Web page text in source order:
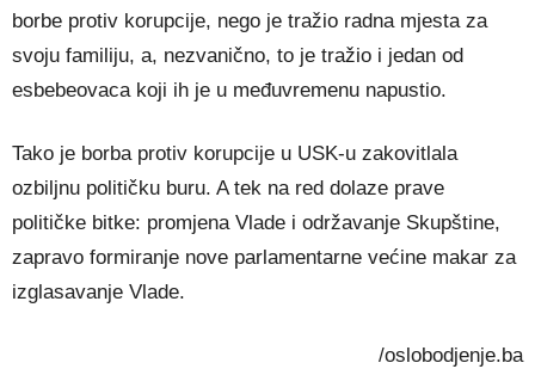
borbe protiv korupcije, nego je tražio radna mjesta za
svoju familiju, a, nezvanično, to je tražio i jedan od
esbebeovaca koji ih je u međuvremenu napustio.
Tako je borba protiv korupcije u USK-u zakovitlala
ozbiljnu političku buru. A tek na red dolaze prave
političke bitke: promjena Vlade i održavanje Skupštine,
zapravo formiranje nove parlamentarne većine makar za
izglasavanje Vlade.
/oslobodjenje.ba